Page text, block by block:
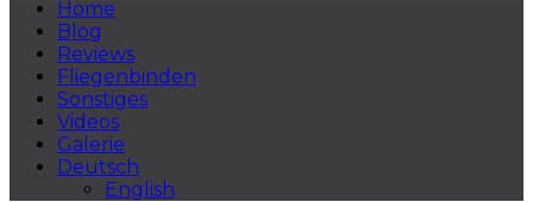
Home
Blog
Reviews
Fliegenbinden
Sonstiges
Videos
Galerie
Deutsch
English